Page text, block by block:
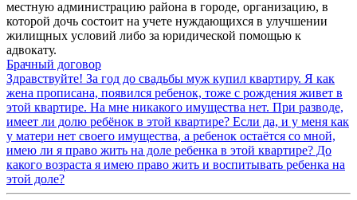
местную администрацию района в городе, организацию, в
которой дочь состоит на учете нуждающихся в улучшении
жилищных условий либо за юридической помощью к
адвокату.
Брачный договор
Здравствуйте! За год до свадьбы муж купил квартиру. Я как
жена прописана, появился ребенок, тоже с рождения живет в
этой квартире. На мне никакого имущества нет. При разводе,
имеет ли долю ребёнок в этой квартире? Если да, и у меня как
у матери нет своего имущества, а ребенок остаётся со мной,
имею ли я право жить на доле ребенка в этой квартире? До
какого возраста я имею право жить и воспитывать ребенка на
этой доле?